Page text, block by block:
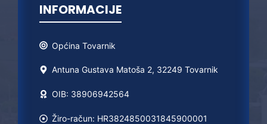
INFORMACIJE
Općina Tovarnik
Antuna Gustava Matoša 2, 32249 Tovarnik
OIB: 38906942564
Žiro-račun: HR3824850031845900001